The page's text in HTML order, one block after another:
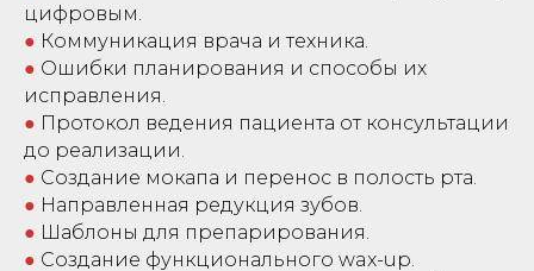
цифровым.
● Коммуникация врача и техника.
● Ошибки планирования и способы их
исправления.
● Протокол ведения пациента от консультации
до реализации.
● Создание мокапа и перенос в полость рта.
● Направленная редукция зубов.
● Шаблоны для препарирования.
● Создание функционального wax-up.